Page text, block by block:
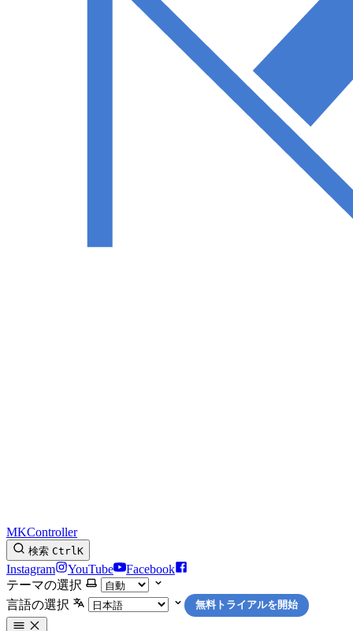
MKController
検索 CtrlK
Instagram YouTube
Facebook
テーマの選択
言語の選択
無料トライアルを開始